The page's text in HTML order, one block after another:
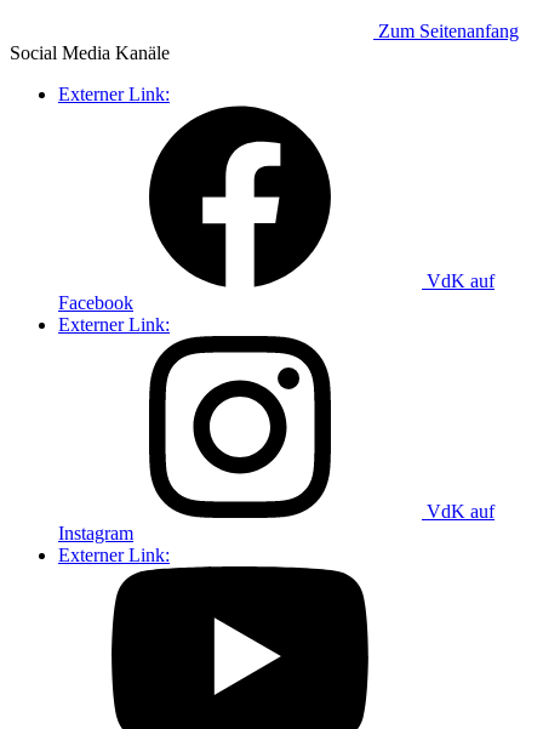
Zum Seitenanfang
Social Media Kanäle
Externer Link:
VdK auf
Facebook
Externer Link:
VdK auf
Instagram
Externer Link: